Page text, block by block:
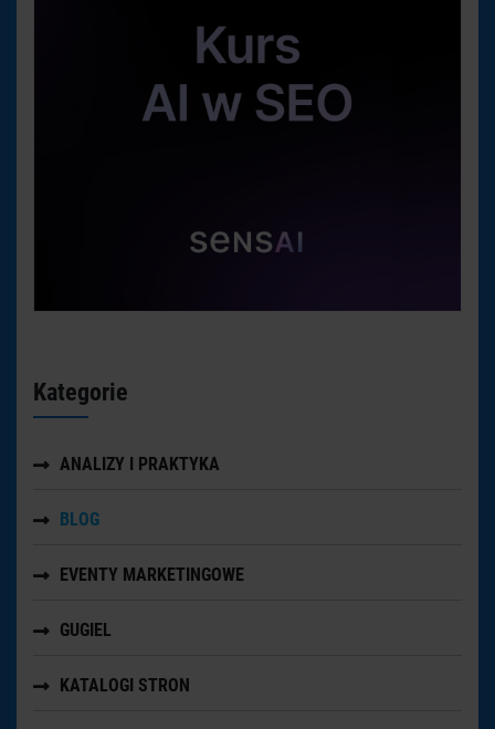
Kategorie
ANALIZY I PRAKTYKA
BLOG
EVENTY MARKETINGOWE
GUGIEL
KATALOGI STRON